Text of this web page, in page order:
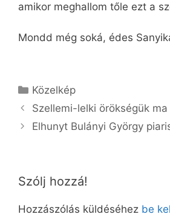
amikor meghallom tőle ezt a
Mondd még soká, édes
Kategória
Közelkép
Szellemi-lelki örökségük
Elhunyt Bulányi György
Szólj hozzá!
Hozzászólás küldéséhez be